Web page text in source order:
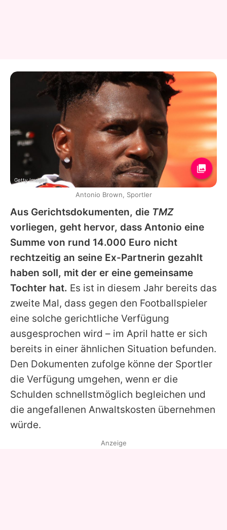
Aus Gerichtsdokumenten, die TMZ
vorliegen, geht hervor, dass Antonio eine
Summe von rund 14.000 Euro nicht
rechtzeitig an seine Ex-Partnerin gezahlt
haben soll, mit der er eine gemeinsame
Tochter hat. Es ist in diesem Jahr bereits das
zweite Mal, dass gegen den Footballspieler
eine solche gerichtliche Verfügung
ausgesprochen wird – im April hatte er sich
bereits in einer ähnlichen Situation befunden.
Den Dokumenten zufolge könne der Sportler
die Verfügung umgehen, wenn er die
Schulden schnellstmöglich begleichen und
die angefallenen Anwaltskosten übernehmen
würde.
Getty Images
Antonio Brown, Sportler
Anzeige